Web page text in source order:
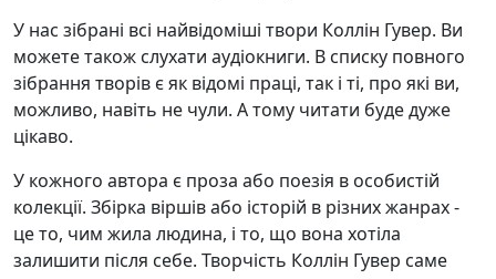
У нас зібрані всі найвідоміші твори Коллін Гувер. Ви
можете також слухати аудіокниги. В списку повного
зібрання творів є як відомі праці, так і ті, про які ви,
можливо, навіть не чули. А тому читати буде дуже
цікаво.
У кожного автора є проза або поезія в особистій
колекції. Збірка віршів або історій в різних жанрах -
це то, чим жила людина, і то, що вона хотіла
залишити після себе. Творчість Коллін Гувер саме